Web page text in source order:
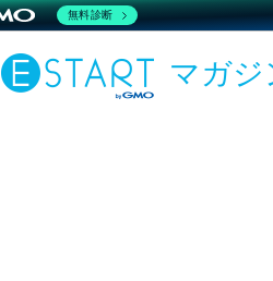
マガジ
無料診断